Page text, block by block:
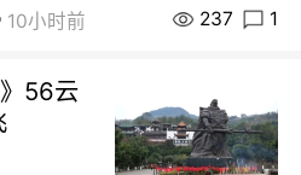
10小时前 237 1
56云